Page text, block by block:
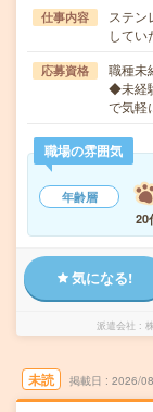
仕事内容
ステン
して
応募資格
職種未
◆未経
で気軽
職場の雰囲気
年齢層
20
気になる!
派遣会社
未読 掲載日 2026/